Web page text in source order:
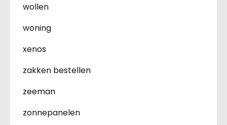
wollen
woning
xenos
zakken bestellen
zeeman
zonnepanelen